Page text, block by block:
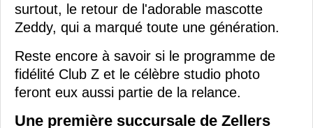
surtout, le retour de l'adorable mascotte
Zeddy, qui a marqué toute une génération.
Reste encore à savoir si le programme de
fidélité Club Z et le célèbre studio photo
feront eux aussi partie de la relance.
Une première succursale de Zellers